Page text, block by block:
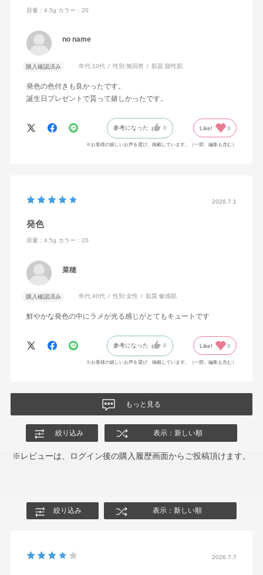
容量：4.5g カラー：20
no name
購入確認済み 年代:10代 性別:無回答 肌質: 脂性肌
発色の色付きも良かったです。
誕生日プレゼントで貰って嬉しかったです。
参考になった 0 Like! 0
※お客様の嬉しいお声を選び、掲載しています。（一部、編集も含む）
2026.7.1
発色
容量：4.5g カラー：20
菜穂
購入確認済み 年代:40代 性別:女性 肌質:敏感肌
鮮やかな発色の中にラメが光る感じがとてもキュートです
参考になった 0 Like! 0
※お客様の嬉しいお声を選び、掲載しています。（一部、編集も含む）
もっと見る
絞り込み 表示：新しい順
※レビューは、ログイン後の購入履歴画面からご投稿頂けます。
絞り込み 表示：新しい順
2026.7.7